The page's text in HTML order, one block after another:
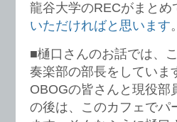
龍谷大学のRECがまと
いただければと思います。
■樋口さんのお話では、
奏楽部の部長をしていま
OBOGの皆さんと現役部
の後は、このカフェでパ